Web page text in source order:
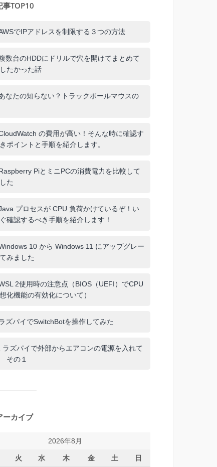
事TOP10
でIPアドレスを制限する３つの方法
数台のHDDにドリルで穴を開けてまとめて
たかった話
なたの知らない？トラックボールマウスの
の費用が高い！そんな時に確認す
ポイントと手順を紹介します。
PiとミニPCの消費電力を比較して
た
プロセスが CPU 負荷かけているぞ！い
確認するべき手順を紹介します！
10 から Windows 11 にアップグレー
みました
2使用時の注意点（BIOS（UEFI）でCPU
化機能の有効化について）
ズパイでSwitchBotを操作してみた
ラズパイで外部からエアコンの電源を入れて
その１
ーカイブ
2026年8月
火 水 木 金 土 日